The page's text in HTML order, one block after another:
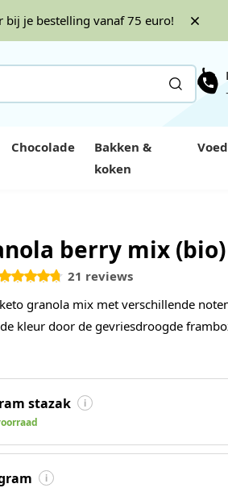
bij je bestelling vanaf 75 euro!
Chocolade
Bakken &
koken
berry mix (bio)
21 reviews
stazak
granola mix met verschillende
kleur door de gevriesdroogde